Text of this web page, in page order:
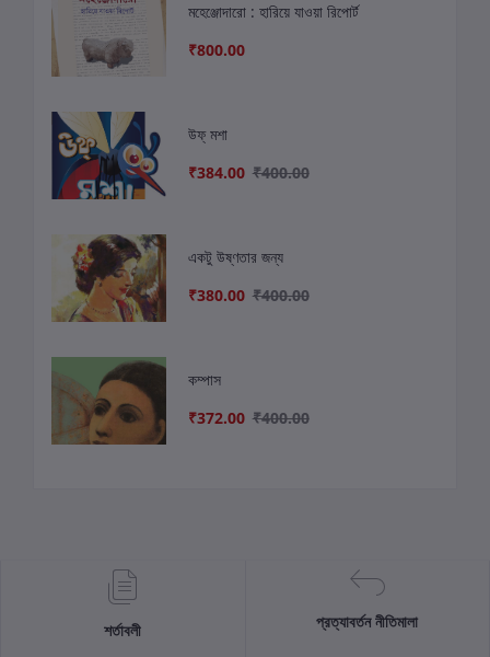
মহেঞ্জোদারো : হারিয়ে যাওয়া রিপোর্ট
₹800.00
উফ্ মশা
₹384.00 ₹400.00
একটু উষ্ণতার জন্য
₹380.00 ₹400.00
কম্পাস
₹372.00 ₹400.00
শর্তাবলী প্রত্যাবর্তন নীতিমালা